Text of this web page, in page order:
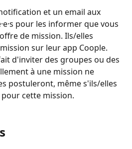
et un email aux
pour les informer que vous
de mission. Ils/elles
sur leur app Coople.
d'inviter des groupes ou des
à une mission ne
postuleront, même s'ils/elles
pour cette mission.